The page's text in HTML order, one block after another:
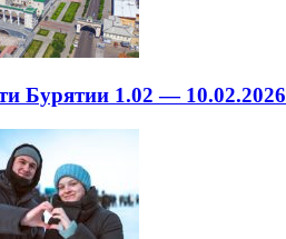
Бурятии 1.02 — 10.02.2026